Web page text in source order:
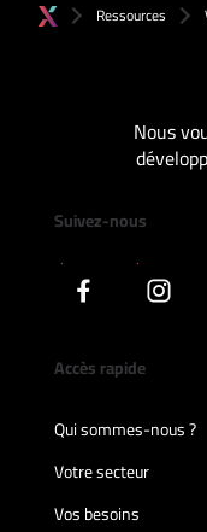
Ressources
Nous
Suivez-nous
Accès rapide
Qui sommes-nous ?
Votre secteur
Vos besoins